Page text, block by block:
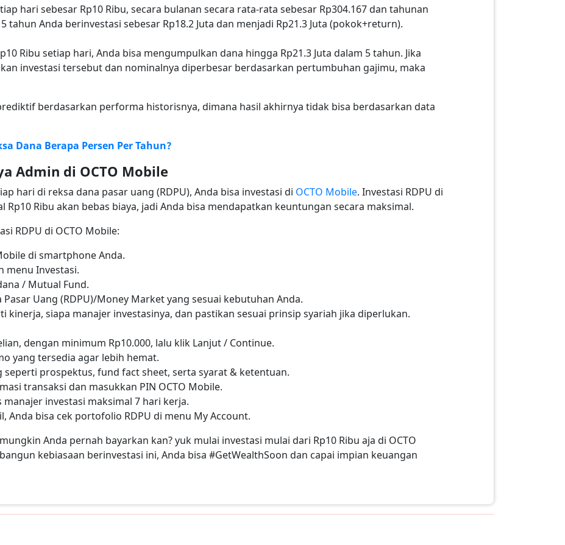
hari sebesar Rp10 Ribu, secara bulanan secara rata-rata sebesar Rp304.167 dan tahunan
tahun Anda berinvestasi sebesar Rp18.2 Juta dan menjadi Rp21.3 Juta (pokok+return).
Ribu setiap hari, Anda bisa mengumpulkan dana hingga Rp21.3 Juta dalam 5 tahun. Jika
investasi tersebut dan nominalnya diperbesar berdasarkan pertumbuhan gajimu, maka
berdasarkan performa historisnya, dimana hasil akhirnya tidak bisa berdasarkan data
Dana Berapa Persen Per Tahun?
Admin di OCTO Mobile
hari di reksa dana pasar uang (RDPU), Anda bisa investasi di OCTO Mobile. Investasi RDPU di
Rp10 Ribu akan bebas biaya, jadi Anda bisa mendapatkan keuntungan secara maksimal.
RDPU di OCTO Mobile:
di smartphone Anda.
menu Investasi.
/ Mutual Fund.
Uang (RDPU)/Money Market yang sesuai kebutuhan Anda.
kinerja, siapa manajer investasinya, dan pastikan sesuai prinsip syariah jika diperlukan.
dengan minimum Rp10.000, lalu klik Lanjut / Continue.
yang tersedia agar lebih hemat.
prospektus, fund fact sheet, serta syarat & ketentuan.
transaksi dan masukkan PIN OCTO Mobile.
investasi maksimal 7 hari kerja.
Anda bisa cek portofolio RDPU di menu My Account.
Anda pernah bayarkan kan? yuk mulai investasi mulai dari Rp10 Ribu aja di OCTO
kebiasaan berinvestasi ini, Anda bisa #GetWealthSoon dan capai impian keuangan